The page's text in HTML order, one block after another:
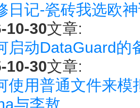
日记-瓷砖我选欧
10-30文章:
启动DataGuard的
10-30文章:
使用普通文件来模
与李敖